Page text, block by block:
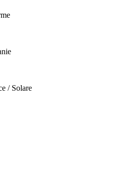
/ Solare